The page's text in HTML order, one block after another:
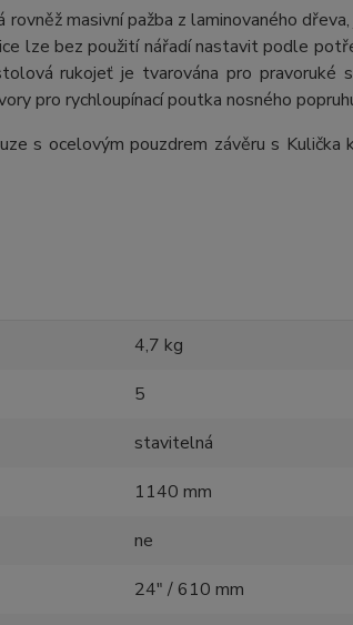
masivní pažba z laminovaného
lze bez použití nářadí nastavit podle
rukojeť je tvarována pro pravoruké
pro rychloupínací poutka nosného
s ocelovým pouzdrem závěru s
4,7 kg
5
stavitelná
1140 mm
ne
24" / 610 mm